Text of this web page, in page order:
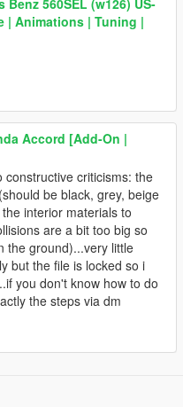
Benz 560SEL (w126) US-
| Animations | Tuning |
Accord [Add-On |
constructive criticisms: the
be black, grey, beige
interior materials to
are a bit too big so
the ground)...very little
but the file is locked so i
you don't know how to do
the steps via dm